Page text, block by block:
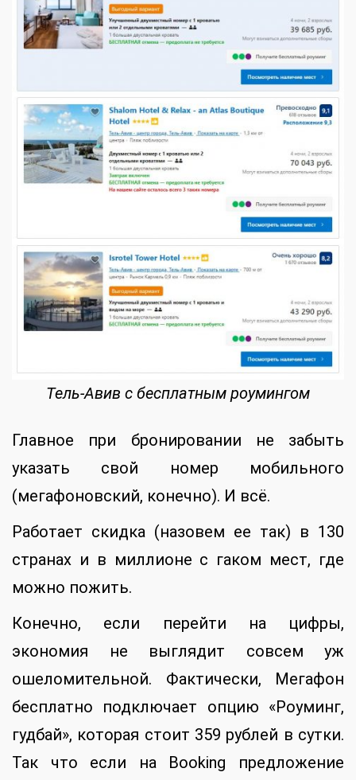
Тель-Авив с бесплатным роумингом
Главное при бронировании не забыть
указать свой номер мобильного
(мегафоновский, конечно). И всё.
Работает скидка (назовем ее так) в 130
странах и в миллионе с гаком мест, где
можно пожить.
Конечно, если перейти на цифры,
экономия не выглядит совсем уж
ошеломительной. Фактически, Мегафон
бесплатно подключает опцию «Роуминг,
гудбай», которая стоит 359 рублей в сутки.
Так что если на Booking предложение